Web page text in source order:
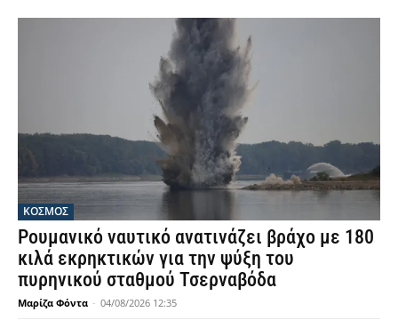
ΚΟΣΜΟΣ
Ρουμανικό ναυτικό ανατινάζει βράχο με 180
κιλά εκρηκτικών για την ψύξη του
πυρηνικού σταθμού Τσερναβόδα
Μαρίζα Φόντα - 04/08/2026 12:35